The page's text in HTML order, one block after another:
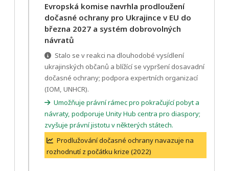
Evropská komise navrhla prodloužení
dočasné ochrany pro Ukrajince v EU do
března 2027 a systém dobrovolných
návratů
Stalo se v reakci na dlouhodobé vysídlení
ukrajinských občanů a blížící se vypršení dosavadní
dočasné ochrany; podpora expertních organizací
(IOM, UNHCR).
Umožňuje právní rámec pro pokračující pobyt a
návraty, podporuje Unity Hub centra pro diaspory;
zvyšuje právní jistotu v některých státech.
Prodlužování dočasné ochrany navazuje na
rozhodnutí z počátku krize (2022)